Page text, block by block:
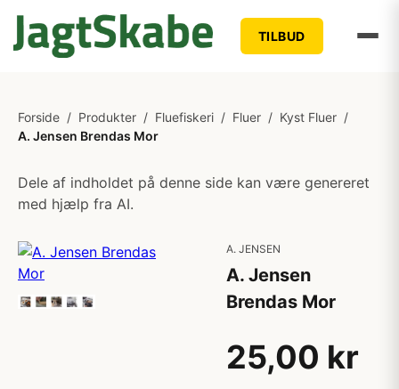
TILBUD
Forside / Produkter / Fluefiskeri / Fluer / Kyst Fluer /
A. Jensen Brendas Mor
Dele af indholdet på denne side kan være genereret
med hjælp fra AI.
A. JENSEN
A. Jensen
Brendas Mor
25,00 kr